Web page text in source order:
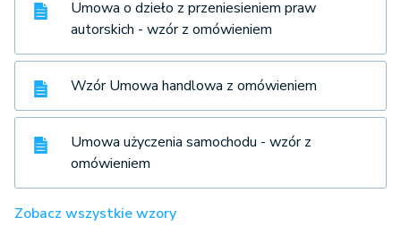
Umowa o dzieło z przeniesieniem praw
autorskich - wzór z omówieniem
Wzór Umowa handlowa z omówieniem
Umowa użyczenia samochodu - wzór z
omówieniem
Zobacz wszystkie wzory